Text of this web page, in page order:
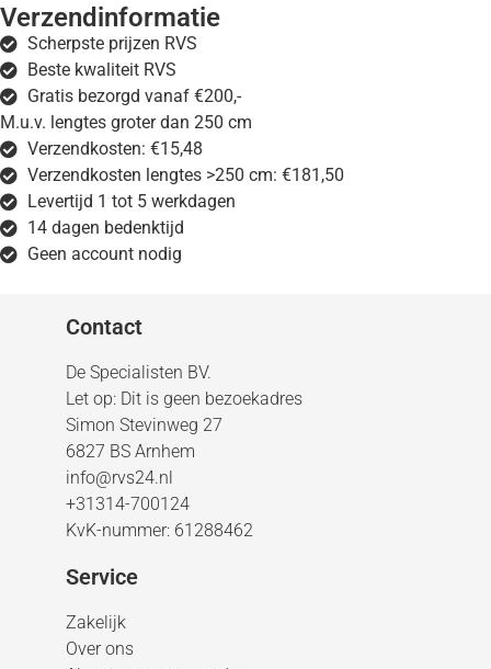
Verzendinformatie
Scherpste prijzen RVS
Beste kwaliteit RVS
Gratis bezorgd vanaf €200,-
M.u.v. lengtes groter dan 250 cm
Verzendkosten: €15,48
Verzendkosten lengtes >250 cm: €181,50
Levertijd 1 tot 5 werkdagen
14 dagen bedenktijd
Geen account nodig
Contact
De Specialisten BV.
Let op: Dit is geen bezoekadres
Simon Stevinweg 27
6827 BS Arnhem
info@rvs24.nl
+31314-700124
KvK-nummer: 61288462
Service
Zakelijk
Over ons